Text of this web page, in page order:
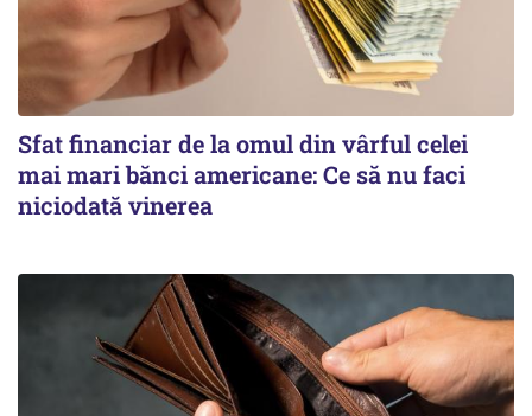
Sfat financiar de la omul din vârful celei
mai mari bănci americane: Ce să nu faci
niciodată vinerea